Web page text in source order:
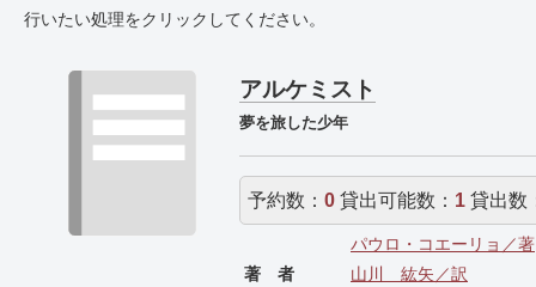
行いたい処理をクリックしてください。
アルケミスト
夢を旅した少年
予約数：0 貸出可能数： 1 貸出数
著 者
パウロ・コエーリョ／著
山川 紘矢／訳